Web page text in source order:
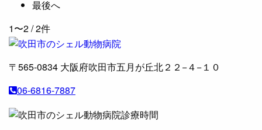
最後へ
1〜2/ 2件
〒565-0834 大阪府吹田市五月が丘北２２−４−１０
06-6816-7887